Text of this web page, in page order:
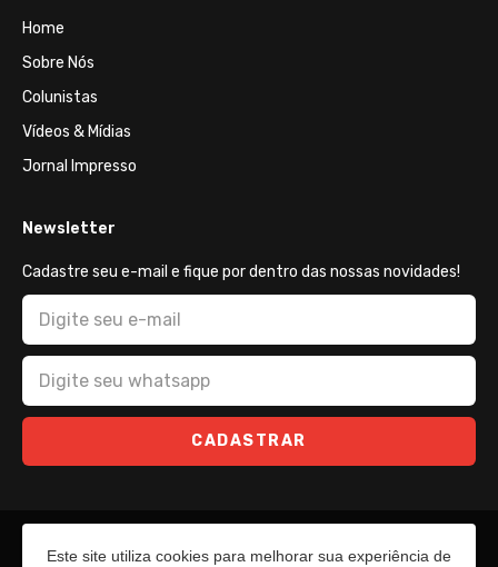
Home
Sobre Nós
Colunistas
Vídeos & Mídias
Jornal Impresso
Newsletter
Cadastre seu e-mail e fique por dentro das nossas novidades!
CADASTRAR
Este site utiliza cookies para melhorar sua experiência de